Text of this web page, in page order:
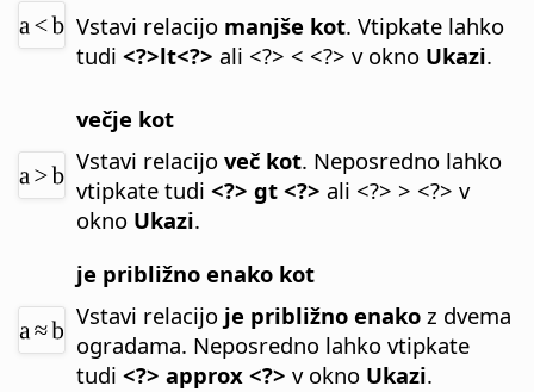
Vstavi relacijo manjše kot. Vtipkate lahko
tudi<?>lt<?> ali <?> < <?> v okno Ukazi.
večje kot
Vstavi relacijoveč kot. Neposredno lahko
vtipkate tudi<?> gt <?> ali <?> > <?> v
okno Ukazi.
je približno enako kot
Vstavi relacijo je približno enako z dvema
ogradama. Neposredno lahko vtipkate
tudi<?> approx <?>v okno Ukazi.